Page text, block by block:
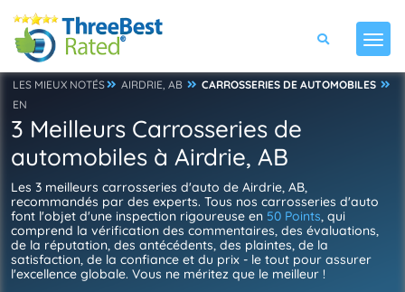
LES MIEUX NOTÉS AIRDRIE, AB
CARROSSERIES DE AUTOMOBILES
EN
3 Meilleurs Carrosseries de
automobiles à Airdrie, AB
Les 3 meilleurs carrosseries d'auto de Airdrie, AB,
recommandés par des experts. Tous nos carrosseries d'auto
font l'objet d'une inspection rigoureuse en 50 Points, qui
comprend la vérification des commentaires, des évaluations,
de la réputation, des antécédents, des plaintes, de la
satisfaction, de la confiance et du prix - le tout pour assurer
l'excellence globale. Vous ne méritez que le meilleur !